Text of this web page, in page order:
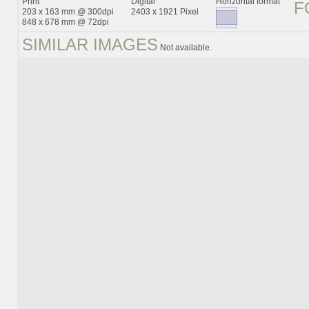
203 x 163 mm @ 300dpi
848 x 678 mm @ 72dpi
2403 x 1921 Pixel
SIMILAR IMAGES Not available.